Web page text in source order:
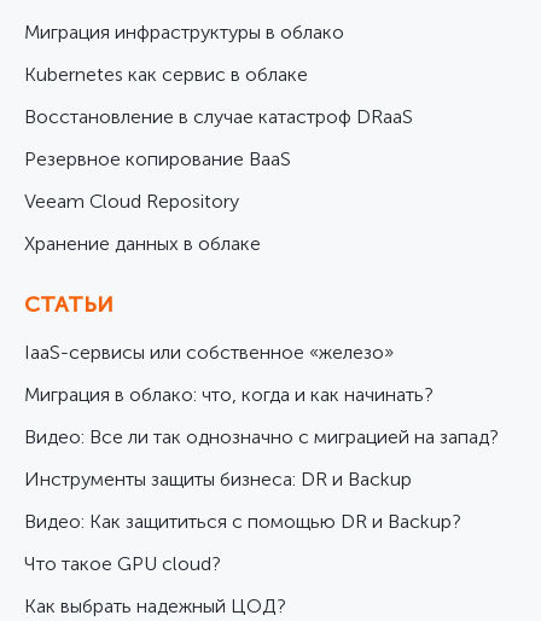
Миграция инфраструктуры в облако
Kubernetes как сервис в облаке
Восстановление в случае катастроф DRaaS
Резервное копирование BaaS
Veeam Cloud Repository
Хранение данных в облаке
СТАТЬИ
IaaS-сервисы или собственное «железо»
Миграция в облако: что, когда и как начинать?
Видео: Все ли так однозначно с миграцией на запад?
Инструменты защиты бизнеса: DR и Backup
Видео: Как защититься с помощью DR и Backup?
Что такое GPU cloud?
Как выбрать надежный ЦОД?